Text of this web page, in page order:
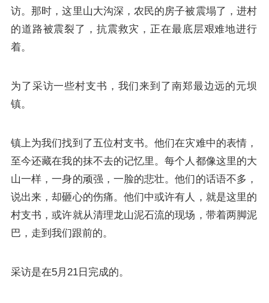
访。那时，这里山大沟深，农民的房子被震塌了，进村
的道路被震裂了，抗震救灾，正在最底层艰难地进行
着。
为了采访一些村支书，我们来到了南郑最边远的元坝
镇。
镇上为我们找到了五位村支书。他们在灾难中的表情，
至今还藏在我的抹不去的记忆里。每个人都像这里的大
山一样，一身的顽强，一脸的悲壮。他们的话语不多，
说出来，却砸心的伤痛。他们中或许有人，就是这里的
村支书，或许就从清理龙山泥石流的现场，带着两脚泥
巴，走到我们跟前的。
采访是在5月21日完成的。